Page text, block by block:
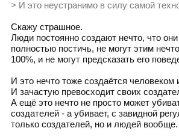
> И это неустранимо в силу самой
Скажу страшное.
Люди постоянно создают нечто, что они
полностью постичь, не могут этим
100%, и не могут предсказать его
И это нечто тоже создаётся человеком
И зачастую превосходит своих
А ещё это нечто не просто может
создателей - а убивает, с завидной
только создателей, но и людей вообще.